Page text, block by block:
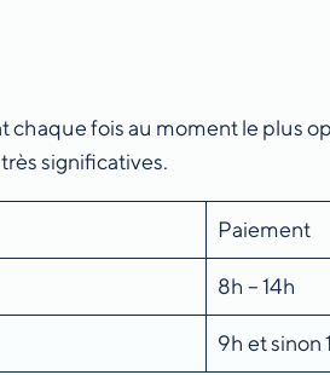
fois au moment le plus
significatives.
Paiement
8h – 14h
9h et sinon